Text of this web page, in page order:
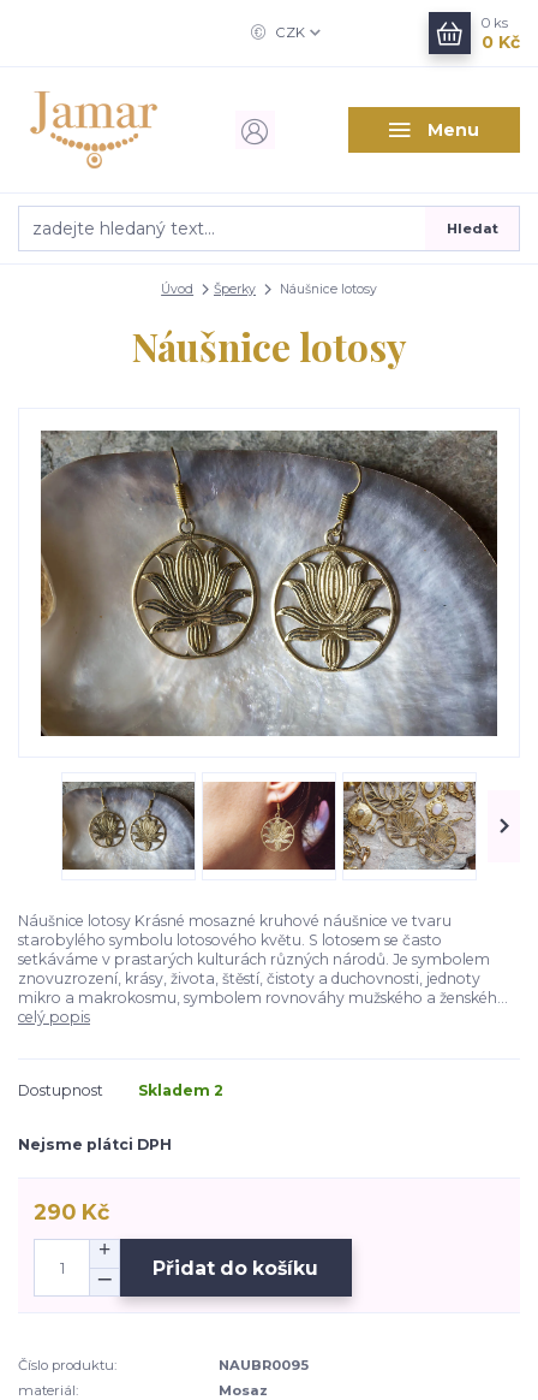
Menu
CZK
Hledat
0 ks
0 Kč
Úvod Šperky Náušnice lotosy
Náušnice lotosy
Náušnice lotosy Krásné mosazné kruhové náušnice ve tvaru
starobylého symbolu lotosového květu. S lotosem se často
setkáváme v prastarých kulturách různých národů. Je symbolem
znovuzrození, krásy, života, štěstí, čistoty a duchovnosti, jednoty
mikro a makrokosmu, symbolem rovnováhy mužského a ženskéh...
celý popis
Dostupnost Skladem 2
Nejsme plátci DPH
290 Kč
Přidat do košíku
Číslo produktu:
NAUBR0095
materiál:
Mosaz